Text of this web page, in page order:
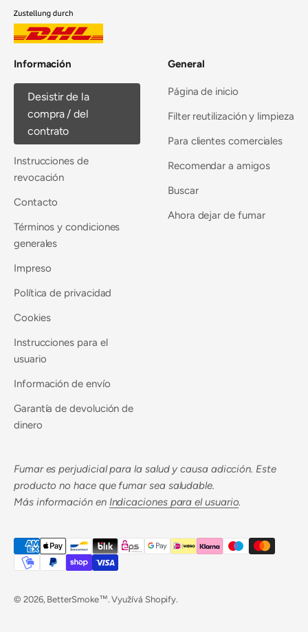
Información
Desistir de la
compra / del
contrato
Instrucciones de
revocación
Contacto
Términos y condiciones
generales
Impreso
Política de privacidad
Cookies
Instrucciones para el
usuario
Información de envío
Garantía de devolución de
dinero
General
Página de inicio
Filter reutilización y limpieza
Para clientes comerciales
Recomendar a amigos
Buscar
Ahora dejar de fumar
Fumar es perjudicial para la salud y causa adicción. Este
producto no hace que fumar sea saludable.
Más información en Indicaciones para el usuario.
© 2026, BetterSmoke™. Využívá Shopify.